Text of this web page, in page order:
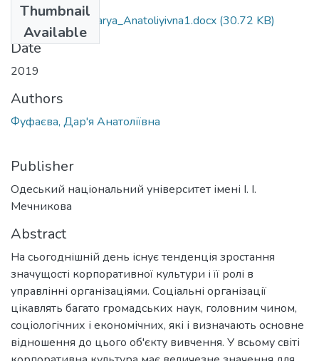
Thumbnail
Available
054_Fufayeva_Darya_Anatoliyivna1.docx (30.72 KB)
Date
2019
Authors
Фуфаєва, Дар'я Анатоліївна
Publisher
Одеський національний університет імені І. І.
Мечникова
Abstract
На сьогоднішній день існує тенденція зростання
значущості корпоративної культури і її ролі в
управлінні організаціями. Соціальні організації
цікавлять багато громадських наук, головним чином,
соціологічних і економічних, які і визначають основне
відношення до цього об'єкту вивчення. У всьому світі